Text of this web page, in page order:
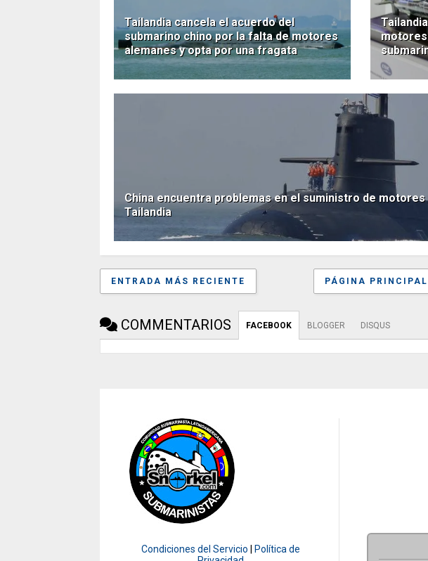
Tailandia cancela el acuerdo del
submarino chino por la falta de motores
alemanes y opta por una fragata
motores
China encuentra problemas en el suministro de motores
Tailandia
ENTRADA MÁS RECIENTE PÁGINA PRINCIPAL
COMMENTARIOS FACEBOOK BLOGGER DISQUS
Condiciones del Servicio
Política de